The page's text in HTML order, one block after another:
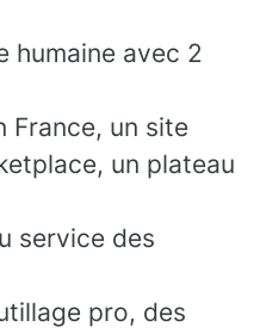
humaine avec 2
France, un site
un plateau
service des
pro, des